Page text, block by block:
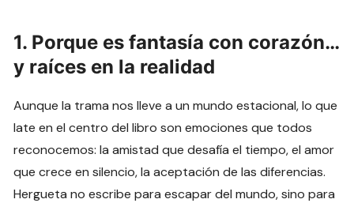
1. Porque es fantasía con corazón…
y raíces en la realidad
Aunque la trama nos lleve a un mundo estacional, lo que
late en el centro del libro son emociones que todos
reconocemos: la amistad que desafía el tiempo, el amor
que crece en silencio, la aceptación de las diferencias.
Hergueta no escribe para escapar del mundo, sino para